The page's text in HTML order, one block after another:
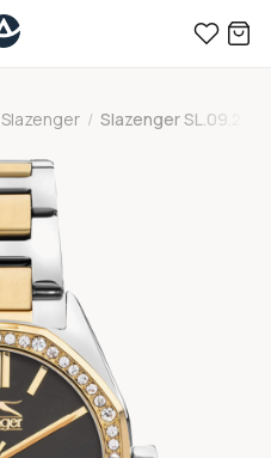
Slazenger / Slazenger